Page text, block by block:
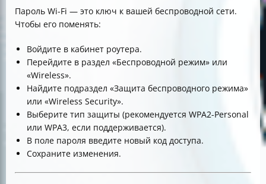
Пароль Wi-Fi — это ключ к вашей беспроводной сети.
Чтобы его поменять:
Войдите в кабинет роутера.
Перейдите в раздел «Беспроводной режим» или
«Wireless».
Найдите подраздел «Защита беспроводного режима»
или «Wireless Security».
Выберите тип защиты (рекомендуется WPA2-Personal
или WPA3, если поддерживается).
В поле пароля введите новый код доступа.
Сохраните изменения.